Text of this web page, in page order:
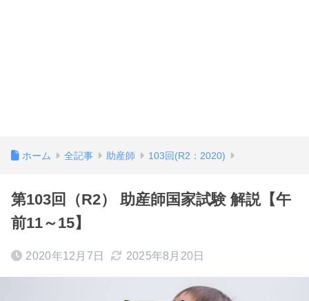
ホーム 全記事 助産師 103回(R2：2020)
第103回（R2） 助産師国家試験 解説【午
前11～15】
2020年12月7日 2025年8月20日